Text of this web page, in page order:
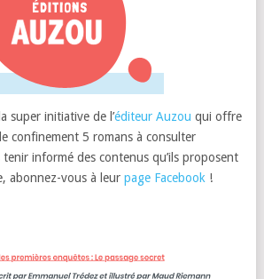
super initiative de l’éditeur Auzou qui offre
confinement 5 romans à consulter
informé des contenus qu’ils proposent
abonnez-vous à leur page Facebook !